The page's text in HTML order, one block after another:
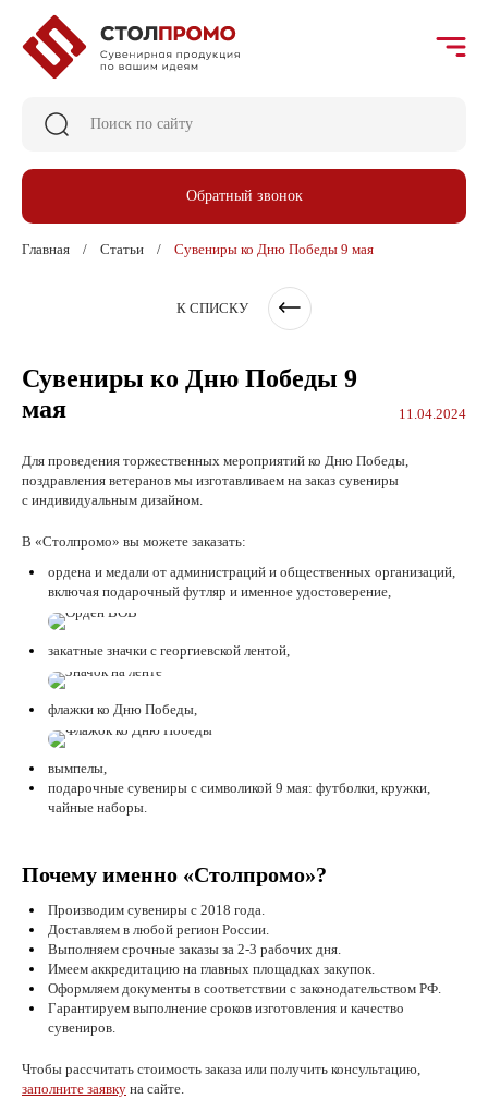
Обратный звонок
Главная Статьи Сувениры ко Дню Победы 9 мая
К СПИСКУ
Сувениры ко Дню Победы 9
мая
11.04.2024
Для проведения торжественных мероприятий ко Дню Победы,
поздравления ветеранов мы изготавливаем на заказ сувениры
с индивидуальным дизайном.
В «Столпромо» вы можете заказать:
ордена и медали от администраций и общественных организаций,
включая подарочный футляр и именное удостоверение,
закатные значки с георгиевской лентой,
флажки ко Дню Победы,
вымпелы,
подарочные сувениры с символикой 9 мая: футболки, кружки,
чайные наборы.
Почему именно «Столпромо»?
Производим сувениры с 2018 года.
Доставляем в любой регион России.
Выполняем срочные заказы за 2-3 рабочих дня.
Имеем аккредитацию на главных площадках закупок.
Оформляем документы в соответствии с законодательством РФ.
Гарантируем выполнение сроков изготовления и качество
сувениров.
Чтобы рассчитать стоимость заказа или получить консультацию,
заполните заявку на сайте.